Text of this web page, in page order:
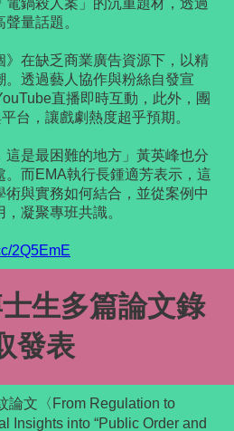
鍋殺人案」的沉重題材，透過
量話題。
》在缺乏商業廣告資源下，以精
透過藝人協作與粉絲自發宣
直播即時互動，此外，團
台，讓戲劇熱度超乎預期。
這是最困難的地方」黃英峰也分
而EMA執行長鍾適芳表示，這
與實務如何結合，並從案例中
凝聚專班共識。
2Q5EmE
生多篇論文錄
發表
論文〈From Regulation to
Insights into “Public Order and